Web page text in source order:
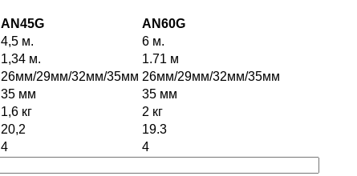
AN45G
AN60G
4,5 м.
6 м.
1,34 м.
1.71 м
26мм/29мм/32мм/35мм 26мм/29мм/32мм/35мм
35 мм
35 мм
1,6 кг
2 кг
20,2
19.3
4
4